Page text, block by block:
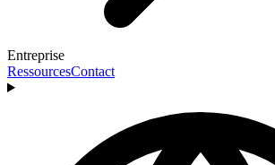
Entreprise
RessourcesContact